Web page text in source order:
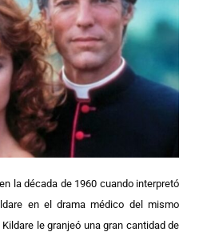
la década de 1960 cuando interpretó
en el drama médico del mismo
le granjeó una gran cantidad de